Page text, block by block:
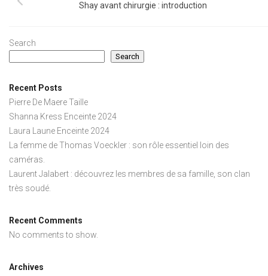
Shay avant chirurgie : introduction
Search
Search
Recent Posts
Pierre De Maere Taille
Shanna Kress Enceinte 2024
Laura Laune Enceinte 2024
La femme de Thomas Voeckler : son rôle essentiel loin des
caméras.
Laurent Jalabert : découvrez les membres de sa famille, son clan
très soudé.
Recent Comments
No comments to show.
Archives